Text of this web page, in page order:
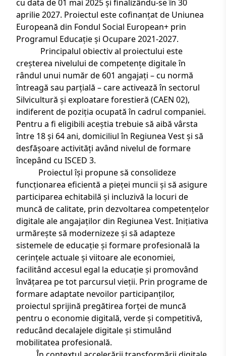
cu data de 01 mai 2025 și finalizându-se în 30
aprilie 2027. Proiectul este cofinanțat de Uniunea
Europeană din Fondul Social European+ prin
Programul Educație și Ocupare 2021-2027.
Principalul obiectiv al proiectului este
creșterea nivelului de competențe digitale în
rândul unui număr de 601 angajați – cu normă
întreagă sau parțială – care activează în sectorul
Silvicultură și exploatare forestieră (CAEN 02),
indiferent de poziția ocupată în cadrul companiei.
Pentru a fi eligibili aceștia trebuie să aibă vârsta
între 18 și 64 ani, domiciliul în Regiunea Vest și să
desfășoare activități având nivelul de formare
începând cu ISCED 3.
Proiectul își propune să consolideze
funcționarea eficientă a pieței muncii și să asigure
participarea echitabilă și incluzivă la locuri de
muncă de calitate, prin dezvoltarea competențelor
digitale ale angajaților din Regiunea Vest. Inițiativa
urmărește să modernizeze și să adapteze
sistemele de educație și formare profesională la
cerințele actuale și viitoare ale economiei,
facilitând accesul egal la educație și promovând
învățarea pe tot parcursul vieții. Prin programe de
formare adaptate nevoilor participanților,
proiectul sprijină pregătirea forței de muncă
pentru o economie digitală, verde și competitivă,
reducând decalajele digitale și stimulând
mobilitatea profesională.